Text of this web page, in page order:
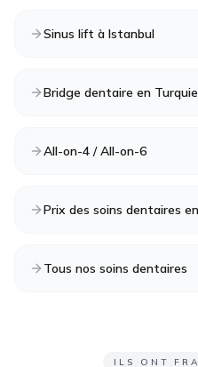
Sinus lift à Istanbul
Bridge dentaire en Turquie
All-on-4 / All-on-6
Prix des soins dentaires
Tous nos soins dentaires
ILS ONT